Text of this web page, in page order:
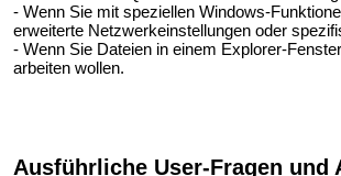
- Wenn Sie mit speziellen Windows-
erweiterte Netzwerkeinstellungen oder
- Wenn Sie Dateien in einem Explorer-
arbeiten wollen.
Ausführliche User-Fragen und